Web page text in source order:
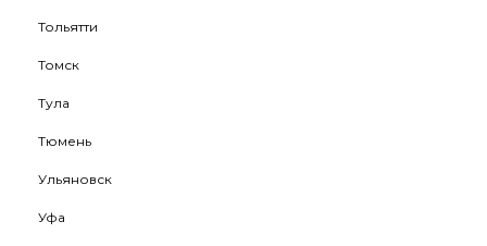
Тольятти
Томск
Тула
Тюмень
Ульяновск
Уфа